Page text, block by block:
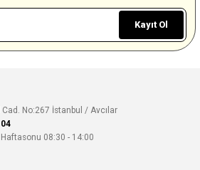
Kayıt Ol
No:267 İstanbul / Avcılar
08:30 - 14:00